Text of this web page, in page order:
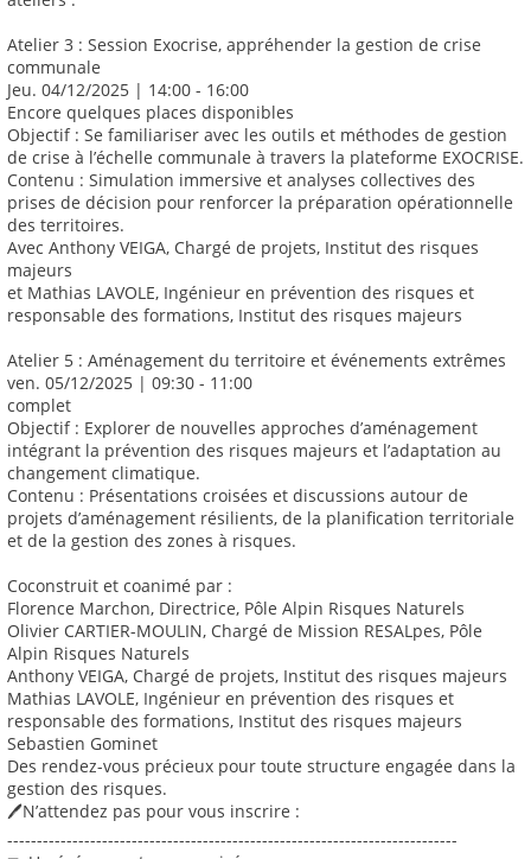
Atelier 3 : Session Exocrise, appréhender la gestion de crise
communale
Jeu. 04/12/2025 | 14:00 - 16:00
Encore quelques places disponibles
Objectif : Se familiariser avec les outils et méthodes de gestion
de crise à l’échelle communale à travers la plateforme EXOCRISE.
Contenu : Simulation immersive et analyses collectives des
prises de décision pour renforcer la préparation opérationnelle
des territoires.
Avec Anthony VEIGA, Chargé de projets, Institut des risques
majeurs
et Mathias LAVOLE, Ingénieur en prévention des risques et
responsable des formations, Institut des risques majeurs
Atelier 5 : Aménagement du territoire et événements extrêmes
ven. 05/12/2025 | 09:30 - 11:00
complet
Objectif : Explorer de nouvelles approches d’aménagement
intégrant la prévention des risques majeurs et l’adaptation au
changement climatique.
Contenu : Présentations croisées et discussions autour de
projets d’aménagement résilients, de la planification territoriale
et de la gestion des zones à risques.
Coconstruit et coanimé par :
Florence Marchon, Directrice, Pôle Alpin Risques Naturels
Olivier CARTIER-MOULIN, Chargé de Mission RESALpes, Pôle
Alpin Risques Naturels
Anthony VEIGA, Chargé de projets, Institut des risques majeurs
Mathias LAVOLE, Ingénieur en prévention des risques et
responsable des formations, Institut des risques majeurs
Sebastien Gominet
Des rendez-vous précieux pour toute structure engagée dans la
gestion des risques.
🖊️N’attendez pas pour vous inscrire :
----------------------------------------------------------------------------